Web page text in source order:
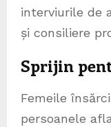
interviurile de
și consiliere
Sprijin
Femeile
persoanele